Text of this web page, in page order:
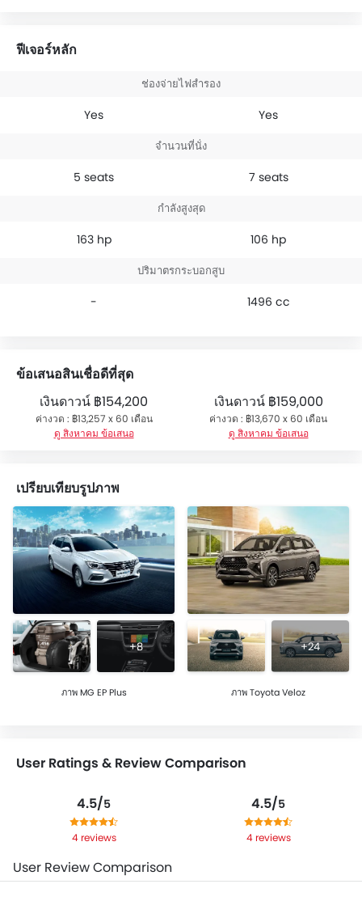
ฟีเจอร์หลัก
ช่องจ่ายไฟสำรอง
Yes Yes
จำนวนที่นั่ง
5 seats 7 seats
กำลังสูงสุด
163 hp 106 hp
ปริมาตรกระบอกสูบ
- 1496 cc
ข้อเสนอสินเชื่อดีที่สุด
เงินดาวน์ ฿154,200
ค่างวด : ฿13,257 x 60 เดือน
ดู สิงหาคม ข้อเสนอ
เงินดาวน์฿159,000
ค่างวด : ฿13,670 x 60 เดือน
ดู สิงหาคม ข้อเสนอ
เปรียบเทียบรูปภาพ
+8
ภาพ MG EP Plus
+24
ภาพ Toyota Veloz
User Ratings & Review Comparison
4.5/5
4 reviews
4.5/5
4 reviews
User Review Comparison